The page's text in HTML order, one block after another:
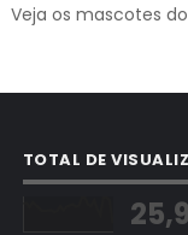
Veja os mascotes
TOTAL DE